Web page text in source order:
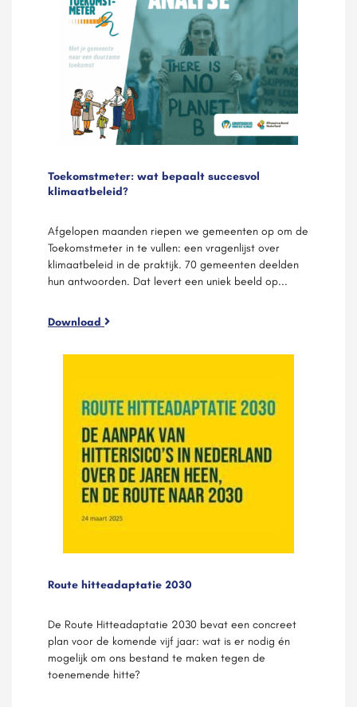
Toekomstmeter: wat bepaalt succesvol
klimaatbeleid?
Afgelopen maanden riepen we gemeenten op om de
Toekomstmeter in te vullen: een vragenlijst over
klimaatbeleid in de praktijk. 70 gemeenten deelden
hun antwoorden. Dat levert een uniek beeld op...
Download
Route hitteadaptatie 2030
De Route Hitteadaptatie 2030 bevat een concreet
plan voor de komende vijf jaar: wat is er nodig én
mogelijk om ons bestand te maken tegen de
toenemende hitte?